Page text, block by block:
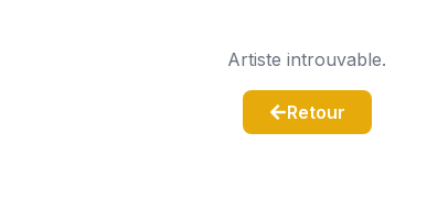
Artiste introuvable.
Retour